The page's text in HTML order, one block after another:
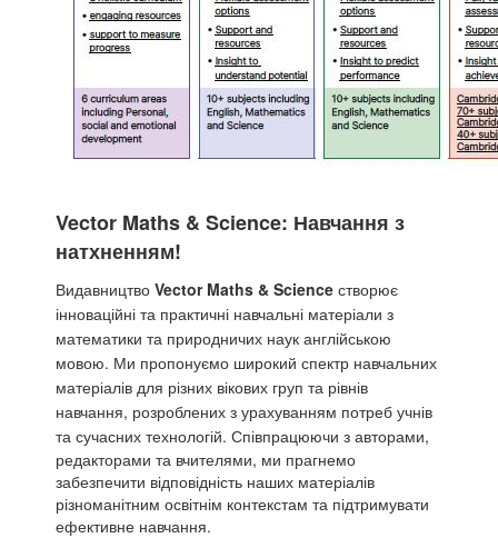
Vector Maths & Science: Навчання з
натхненням!
Видавництво Vector Maths & Science створює
інноваційні та практичні навчальні матеріали з
математики та природничих наук англійською
мовою. Ми пропонуємо широкий спектр навчальних
матеріалів для різних вікових груп та рівнів
навчання, розроблених з урахуванням потреб учнів
та сучасних технологій. Співпрацюючи з авторами,
редакторами та вчителями, ми прагнемо
забезпечити відповідність наших матеріалів
різноманітним освітнім контекстам та підтримувати
ефективне навчання.